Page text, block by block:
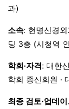
과)
소속: 현명신경
딩 3층 (시청역
학회·자격: 대한
학회 종신회원 ·
최종 검토·업데